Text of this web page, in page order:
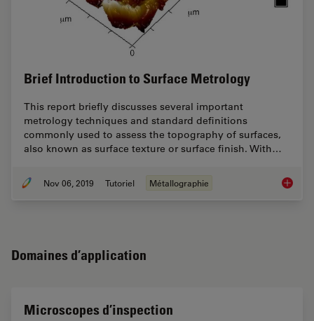
Brief Introduction to Surface Metrology
This report briefly discusses several important
metrology techniques and standard definitions
commonly used to assess the topography of surfaces,
also known as surface texture or surface finish. With…
Nov 06, 2019 Tutoriel Métallographie Brief
Domaines d’application
Microscopes d’inspection